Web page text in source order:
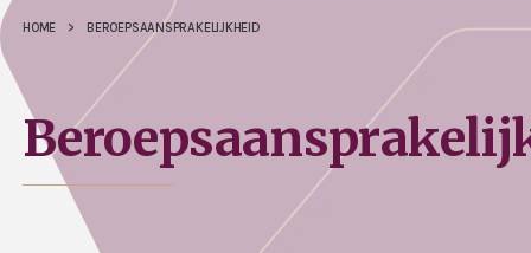
HOME > BEROEPSAANSPRAKELIJKHEID